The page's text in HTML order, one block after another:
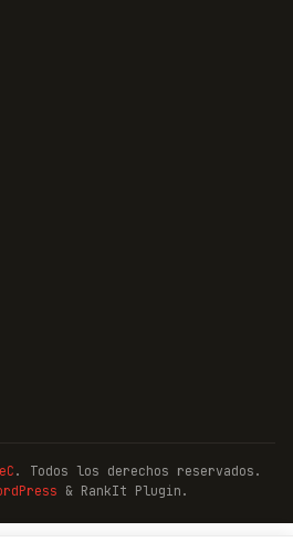
. Todos los derechos reservados.
& RankIt Plugin.